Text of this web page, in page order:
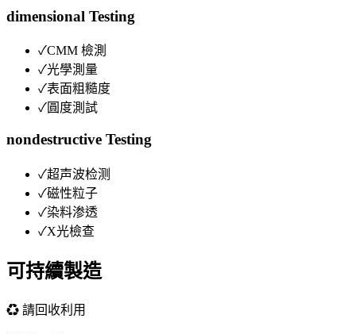
dimensional Testing
✓CMM 檢測
✓光學測量
✓表面粗糙度
✓圓度測試
nondestructive Testing
✓超声波检测
✓磁性粒子
✓染料渗透
✓X光檢查
可持續製造
♻️ 請回收利用